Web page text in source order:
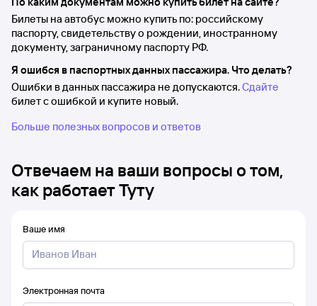
Билеты на автобус можно купить по: российскому
паспорту, свидетельству о рождении, иностранному
документу, заграничному паспорту РФ.
Я ошибся в паспортных данных пассажира. Что делать?
Ошибки в данных пассажира не допускаются.Сдайте
билет с ошибкой и купите новый.
Больше полезных вопросов и ответов
Отвечаем на ваши вопросы о том,
как работает Туту
Ваше имя
Электронная почта